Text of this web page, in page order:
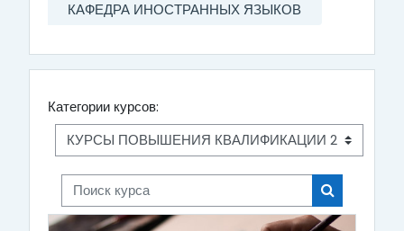
КАФЕДРА ИНОСТРАННЫХ ЯЗЫКОВ
Категории курсов:
Поиск курса
Поиск курса